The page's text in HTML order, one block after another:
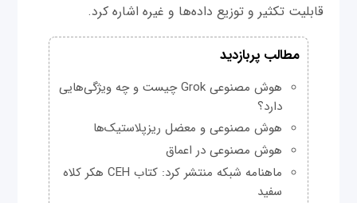
قابلیت تکثیر و توزیع داده‌ها و غیره اشاره کرد.
مطالب پربازدید
هوش مصنوعی Grok چیست و چه ویژگی‌هایی
دارد؟
هوش مصنوعی و معضل ریزپلاستیک‌ها
هوش مصنوعی در اعماق
ماهنامه شبکه منتشر کرد: کتاب CEH هکر کلاه
سفید